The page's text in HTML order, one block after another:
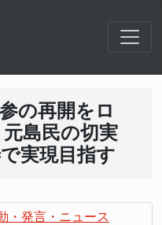
の再開をロ
島民の切実
実現目指す
・発言・ニュース